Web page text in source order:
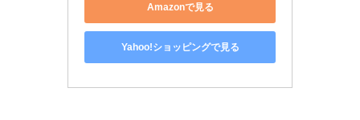
Amazonで見る
Yahoo!ショッピングで見る